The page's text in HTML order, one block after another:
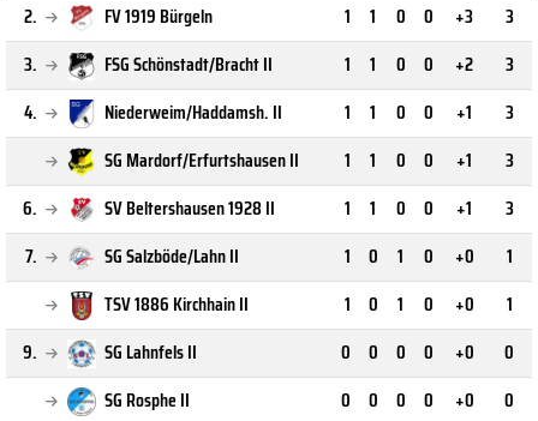
2.
FV 1919 Bürgeln 1 1 0 0 +3
3
3.
FSG Schönstadt/Bracht II 1 1 0 0 +2
3
4.
Niederweim/Haddamsh. II 1 1 0 0 +1
3
SG Mardorf/Erfurtshausen II
1 1 0 0 +1
3
6.
SV Beltershausen 1928 II 1 1 0 0 +1
3
7.
SG Salzböde/Lahn II 1 0 1 0 +0
1
TSV 1886 Kirchhain II
1 0 1 0 +0
1
9.
SG Lahnfels II 0 0 0 0 +0
0
SG Rosphe II
0 0 0 0 +0
0